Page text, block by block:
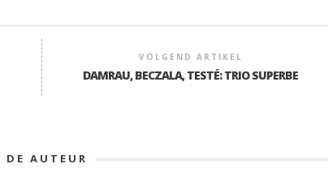
VOLGEND ARTIKEL
DAMRAU, BECZALA, TESTÉ: TRIO SUPERBE
DE AUTEUR